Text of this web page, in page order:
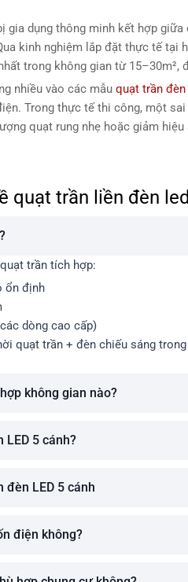
gia dụng thông minh kết hợp giữa
kinh nghiệm lắp đặt thực tế tại
trong không gian từ 15–30m²,
nhiều vào các mẫu quạt trần đèn
Trong thực tế thi công, một
quạt rung nhẹ hoặc giảm
quạt trần liền đèn
trần tích hợp:
ổn định
dòng cao cấp)
quạt trần + đèn chiếu sáng
không gian nào?
LED 5 cánh?
đèn LED 5 cánh
điện không?